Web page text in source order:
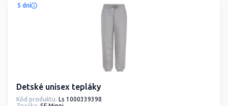
5 dní
Detské unisex tepláky
Kód produktu: Ls 1000339398